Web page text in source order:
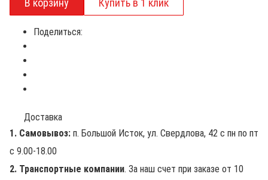
Поделиться:
Доставка
1. Самовывоз: п. Большой Исток, ул. Свердлова, 42 с пн по пт
с 9.00-18.00
2. Транспортные компании. За наш счет при заказе от 10